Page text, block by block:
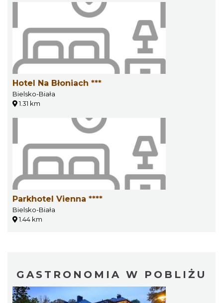
Hotel Na Błoniach ***
Bielsko-Biała
1.31 km
Parkhotel Vienna ****
Bielsko-Biała
1.44 km
GASTRONOMIA W POBLIŻU